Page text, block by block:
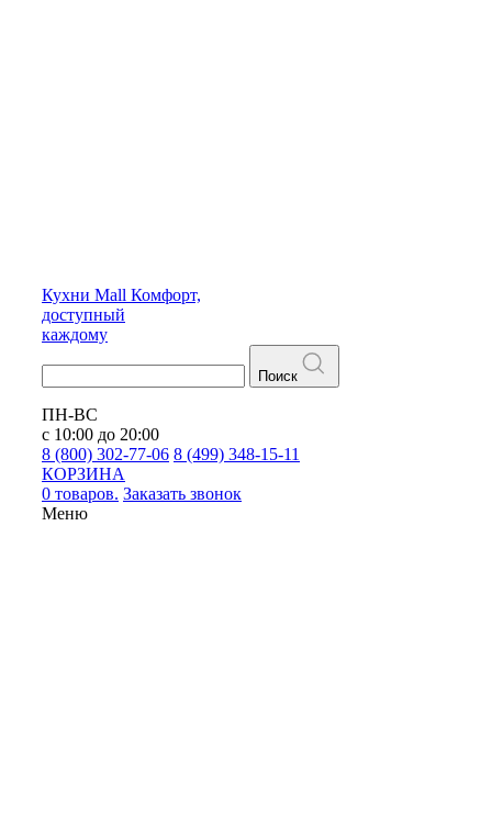
Кухни Mall Комфорт,
доступный
каждому
Поиск
ПН-ВС
с 10:00 до 20:00
8 (800) 302-77-06 8 (499) 348-15-11
КОРЗИНА
0 товаров. Заказать звонок
Меню